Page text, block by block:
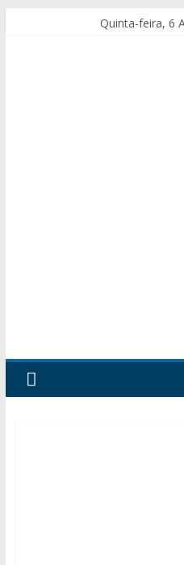
Quinta-feira, 6